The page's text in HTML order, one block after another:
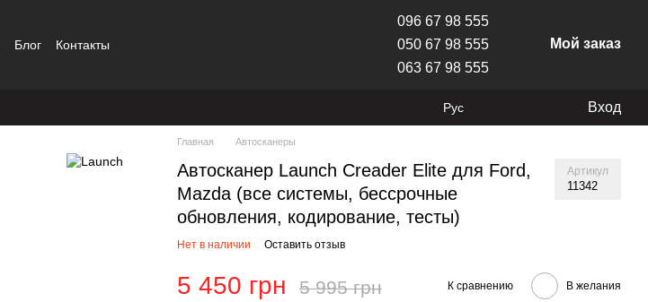
Блог
Контакты
096 67 98 555
050 67 98 555
063 67 98 555
Мой заказ
Рус Вход
Главная Автосканеры
Автосканер Launch Creader Elite для Ford,
Mazda (все системы, бессрочные
обновления, кодирование, тесты)
Артикул
11342
Нет в наличии Оставить отзыв
5 450 грн 5 995 грн К сравнению В желания